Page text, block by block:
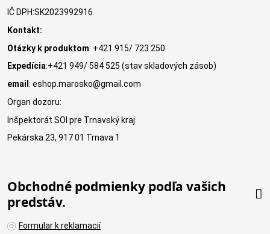
IČ DPH:SK2023992916
Kontakt:
Otázky k produktom: +421 915/ 723 250
Expedícia:+421 949/ 584 525 (stav skladových zásob)
email : eshop.marosko@gmail.com
Organ dozoru:
Inšpektorát SOI pre Trnavský kraj
Pekárska 23, 917 01 Trnava 1
Obchodné podmienky podľa vašich
predstáv.
Formular k reklamacií